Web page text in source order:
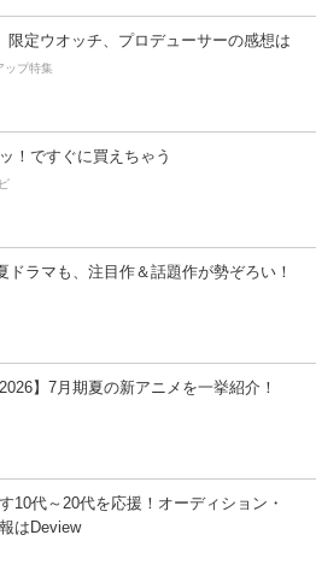
限定ウオッチ、プロデューサーの感想は
ップ特集
！ですぐに買えちゃう
ドラマも、注目作＆話題作が勢ぞろい！
】7月期夏の新アニメを一挙紹介！
10代～20代を応援！オーディション・
はDeview